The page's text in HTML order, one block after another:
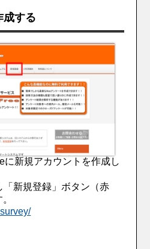
成する
に新規アカウントを作成し
新規登録」ボタン（赤